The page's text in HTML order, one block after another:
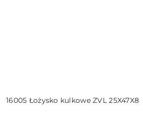
16005 Łożysko kulkowe ZVL 25X47X8